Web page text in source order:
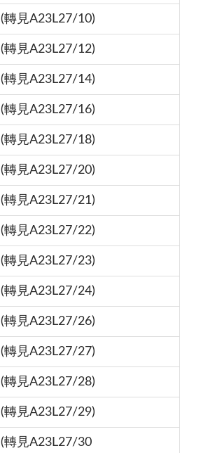
(轉見A23L27/10)
(轉見A23L27/12)
(轉見A23L27/14)
(轉見A23L27/16)
(轉見A23L27/18)
(轉見A23L27/20)
(轉見A23L27/21)
(轉見A23L27/22)
(轉見A23L27/23)
(轉見A23L27/24)
(轉見A23L27/26)
(轉見A23L27/27)
(轉見A23L27/28)
(轉見A23L27/29)
(轉見A23L27/30